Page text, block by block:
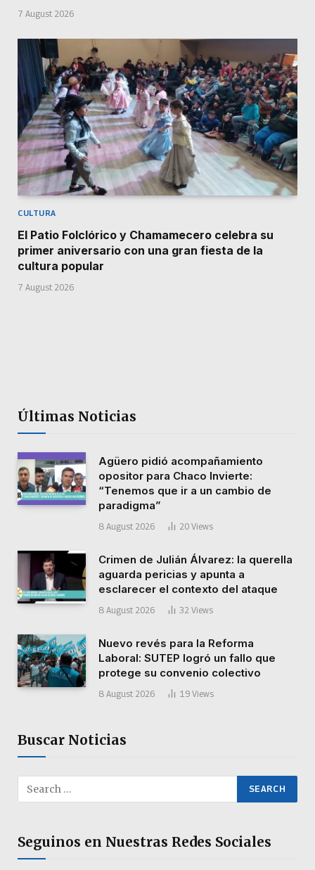
7 August 2026
CULTURA
El Patio Folclórico y Chamamecero celebra su
primer aniversario con una gran fiesta de la
cultura popular
7 August 2026
Últimas Noticias
Agüero pidió acompañamiento
opositor para Chaco Invierte:
“Tenemos que ir a un cambio de
paradigma”
8 August 2026 20 Views
Crimen de Julián Álvarez: la querella
aguarda pericias y apunta a
esclarecer el contexto del ataque
8 August 2026 32 Views
Nuevo revés para la Reforma
Laboral: SUTEP logró un fallo que
protege su convenio colectivo
8 August 2026 19 Views
Buscar Noticias
Seguinos en Nuestras Redes Sociales